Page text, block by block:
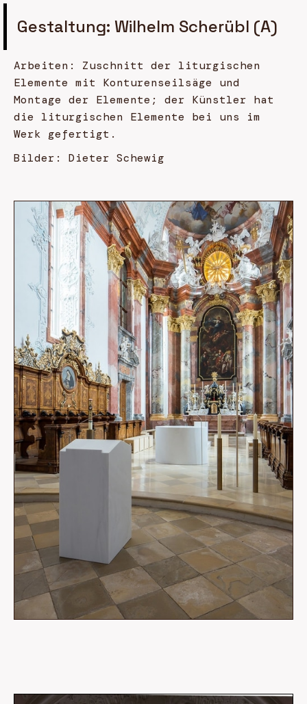
Gestaltung: Wilhelm Scherübl (A)
Arbeiten: Zuschnitt der liturgischen
Elemente mit Konturenseilsäge und
Montage der Elemente; der Künstler hat
die liturgischen Elemente bei uns im
Werk gefertigt.
Bilder: Dieter Schewig